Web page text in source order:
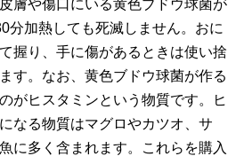
膚や傷口にいる黄色ブドウ球菌が
加熱しても死滅しません。おに
握り、手に傷があるときは使い捨
す。なお、黄色ブドウ球菌が作る
がヒスタミンという物質です。ヒ
なる物質はマグロやカツオ、サ
に多く含まれます。これらを購入